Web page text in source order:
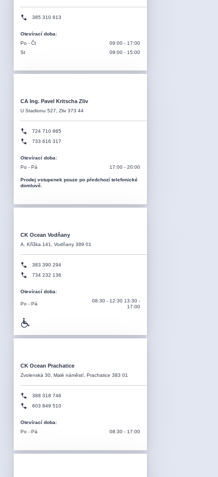
385 310 813
Otevírací doba:
Po - Čt
09:00 - 17:00
St
09:00 - 15:00
CA Ing. Pavel Kritscha Zliv
U Stadionu 527, Zliv 373 44
724 710 885
733 616 317
Otevírací doba:
Po - Pá
17:00 - 20:00
Prodej vstupenek pouze po předchozí telefonické
domluvě.
CK Ocean Vodňany
A. Křížka 141, Vodňany 389 01
383 390 294
734 232 136
Otevírací doba:
Po - Pá
08:30 - 12:30 13:30 -
17:00
CK Ocean Prachatice
Zvolenská 30, Malé náměstí, Prachatice 383 01
388 318 746
603 849 510
Otevírací doba:
Po - Pá
08:30 - 17:00